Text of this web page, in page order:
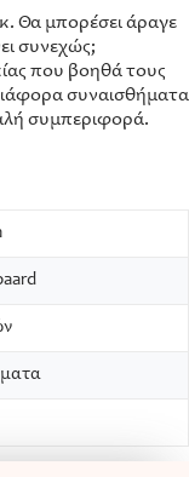
Θα μπορέσει άραγε
συνεχώς;
που βοηθά τους
συναισθήματα
συμπεριφορά.